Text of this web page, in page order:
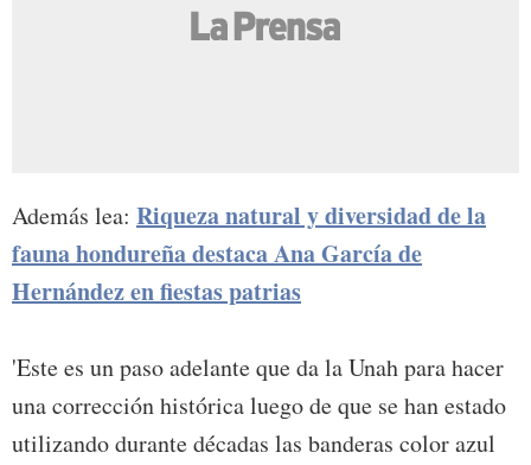
Además lea: Riqueza natural y diversidad de la
fauna hondureña destaca Ana García de
Hernández en fiestas patrias
'Este es un paso adelante que da la Unah para hacer
una corrección histórica luego de que se han estado
utilizando durante décadas las banderas color azul